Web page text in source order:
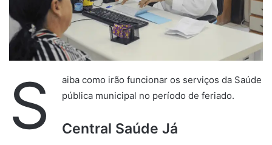
S
aiba como irão funcionar os serviços da Saúde
pública municipal no período de feriado.
Central Saúde Já